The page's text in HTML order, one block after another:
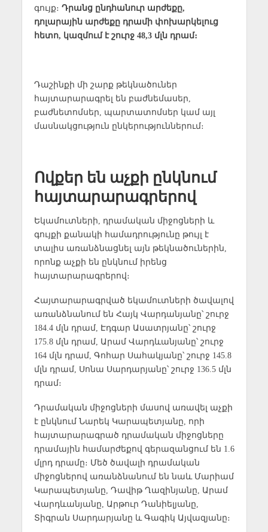
գույք։ Դրանց ընդհանուր արժեքը,
դոլարային արժեքը դրամի փոխարկելուց
հետո, կազմում է շուրջ 48,3 մլն դրամ։
Դաշինքի մի շարք թեկնածուներ
հայտարարագրել են բաժնեմասեր,
բաժնետոմսեր, պարտատոմսեր կամ այլ
մասնակցություն ընկերություններում։
Ովքեր են աչքի ընկնում
հայտարարագրերով
Եկամուտների, դրամական միջոցների և
գույքի քանակի համադրությունը թույլ է
տալիս առանձնացնել այն թեկնածուներին,
որոնք աչքի են ընկնում իրենց
հայտարարագրերով։
Հայտարարագրված եկամուտների ծավալով
առանձնանում են Հայկ Վարդանյանը՝ շուրջ
184.4 մլն դրամ, Էդգար Ասատրյանը՝ շուրջ
175.8 մլն դրամ, Արամ Վարդևանյանը՝ շուրջ
164 մլն դրամ, Գոհար Սահակյանը՝ շուրջ 145.8
մլն դրամ, Սոնա Սարդարյանը՝ շուրջ 136.5 մլն
դրամ։
Դրամական միջոցների մասով առավել աչքի
է ընկնում Նարեկ Կարապետյանը, որի
հայտարարագրած դրամական միջոցները
դրամային համարժեքով գերազանցում են 1.6
մլրդ դրամը։ Մեծ ծավալի դրամական
միջոցներով առանձնանում են նաև Մարիամ
Կարապետյանը, Դավիթ Ղազինյանը, Արամ
Վարդևանյանը, Արթուր Դանիելյանը,
Տիգրան Սարդարյանը և Գագիկ Այվազյանը։